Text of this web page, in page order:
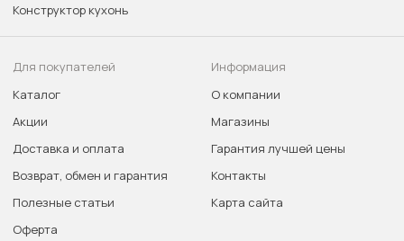
Конструктор кухонь
Для покупателей
Каталог
Акции
Доставка и оплата
Возврат, обмен и гарантия
Полезные статьи
Оферта
Информация
О компании
Магазины
Гарантия лучшей цены
Контакты
Карта сайта